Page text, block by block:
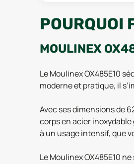
POURQUOI
MOULINEX
Le Moulinex OX485E10
moderne et pratique, il
Avec ses dimensions de
corps en acier
à un usage intensif, que
Le Moulinex OX485E10